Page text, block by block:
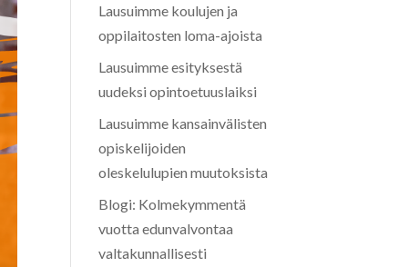
Lausuimme koulujen ja
oppilaitosten loma-ajoista
Lausuimme esityksestä
uudeksi opintoetuuslaiksi
Lausuimme kansainvälisten
opiskelijoiden
oleskelulupien muutoksista
Blogi: Kolmekymmentä
vuotta edunvalvontaa
valtakunnallisesti